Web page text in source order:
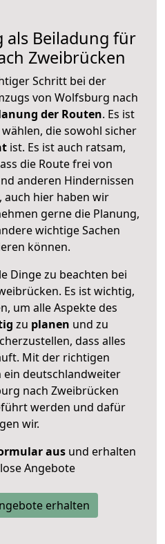
als Beiladung für
Zweibrücken
Schritt bei der
von Wolfsburg nach
der Routen. Es ist
die sowohl sicher
ist. Es ist auch ratsam,
die Route frei von
anderen Hindernissen
auch hier haben wir
gerne die Planung,
wichtige Sachen
können.
Dinge zu beachten bei
Es ist wichtig,
um alle Aspekte des
zu planen und zu
dass alles
Mit der richtigen
deutschlandweiter
nach Zweibrücken
werden und dafür
wir.
ausund erhalten
Angebote
erhalten